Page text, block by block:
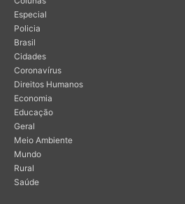
Especial
Policia
Brasil
Cidades
Coronavírus
Direitos Humanos
Economia
Educação
Geral
Meio Ambiente
Mundo
Rural
Saúde